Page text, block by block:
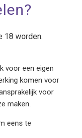
18 worden.
voor een eigen
komen voor
voor
maken.
eens te